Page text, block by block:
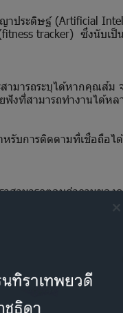
าประดิษฐ์ (Artificial
tracker) ซึ่งนับเป็น
ามารถระบุได้หากคุณส้ม
ฟังที่สามารถทำงานได้ห
รับการติดตามที่เชื่อถือไ
าสามารถตอบคำถามขอ